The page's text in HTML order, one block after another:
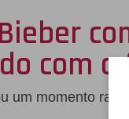
com
um momento raro